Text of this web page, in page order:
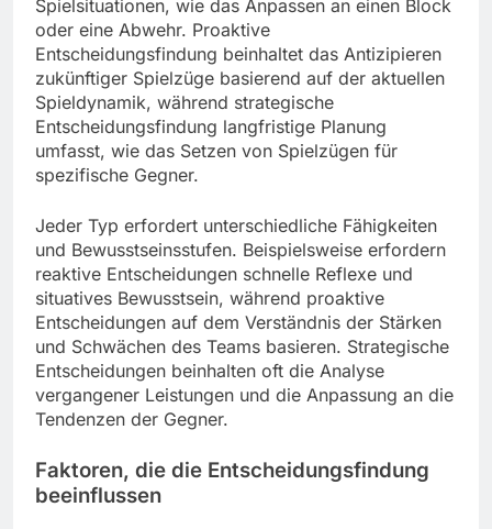
Spielsituationen, wie das Anpassen an einen Block
oder eine Abwehr. Proaktive
Entscheidungsfindung beinhaltet das Antizipieren
zukünftiger Spielzüge basierend auf der aktuellen
Spieldynamik, während strategische
Entscheidungsfindung langfristige Planung
umfasst, wie das Setzen von Spielzügen für
spezifische Gegner.
Jeder Typ erfordert unterschiedliche Fähigkeiten
und Bewusstseinsstufen. Beispielsweise erfordern
reaktive Entscheidungen schnelle Reflexe und
situatives Bewusstsein, während proaktive
Entscheidungen auf dem Verständnis der Stärken
und Schwächen des Teams basieren. Strategische
Entscheidungen beinhalten oft die Analyse
vergangener Leistungen und die Anpassung an die
Tendenzen der Gegner.
Faktoren, die die Entscheidungsfindung
beeinflussen